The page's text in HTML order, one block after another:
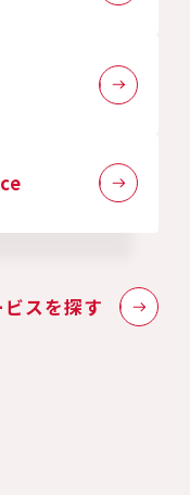
スを探す